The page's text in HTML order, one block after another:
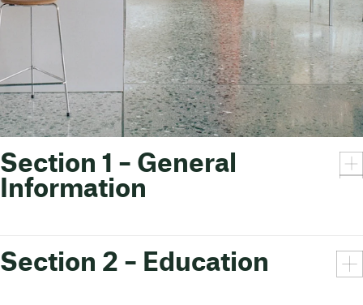
Section 1 – General
Information
Section 2 – Education